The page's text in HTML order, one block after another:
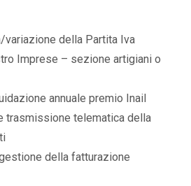
variazione della Partita Iva
Imprese – sezione artigiani o
annuale premio Inail
trasmissione telematica della
della fatturazione